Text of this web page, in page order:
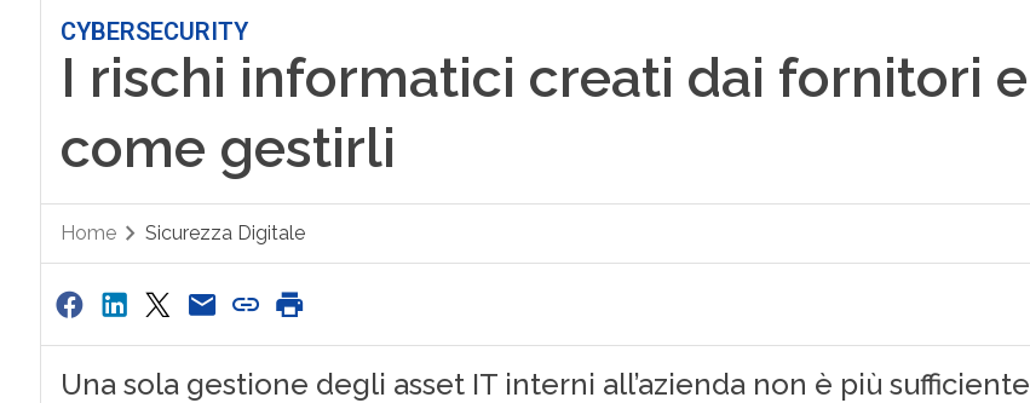
CYBERSECURITY
I rischi informatici creati dai fornitori e
come gestirli
Home Sicurezza Digitale
Una sola gestione degli asset IT interni all’azienda non è più sufficiente